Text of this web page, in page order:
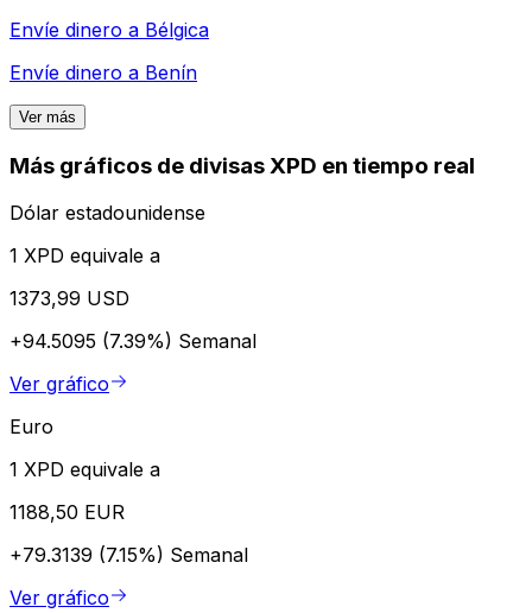
Envíe dinero a Bélgica
Envíe dinero a Benín
Ver más
Más gráficos de divisas XPD en tiempo real
Dólar estadounidense
1 XPD equivale a
1373,99 USD
+94.5095 (7.39%) Semanal
Ver gráfico
Euro
1 XPD equivale a
1188,50 EUR
+79.3139 (7.15%) Semanal
Ver gráfico